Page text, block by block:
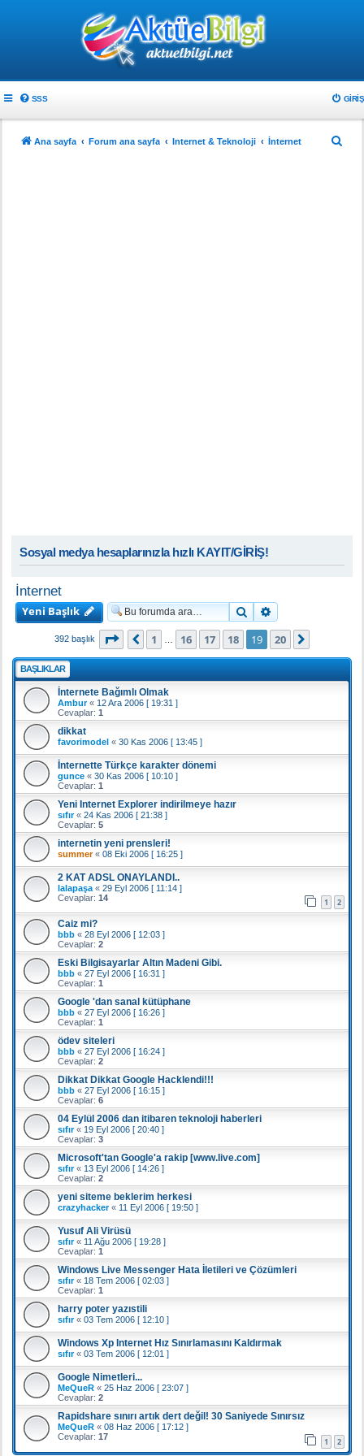
SSS GIRIŞ
Ana sayfa Forum ana sayfa Internet & Teknoloji İnternet
Sosyal medya hesaplarınızla hızlı KAYIT/GİRİŞ!
İnternet
Yeni Başlık
Ara
392 başlık . sayfa (Toplam20 sayfa)
Önceki
1 16 17 18 19 20
BAŞLIKLAR
İnternete Bağımlı Olmak
Ambur« 12 Ara 2006 [ 19:31 ]
Cevaplar: 1
dikkat
favorimodel « 30 Kas 2006 [ 13:45 ]
İnternette Türkçe karakter dönemi
gunce « 30 Kas 2006 [ 10:10 ]
Cevaplar: 1
Yeni Internet Explorer indirilmeye hazır
sıfır« 24 Kas 2006 [ 21:38 ]
Cevaplar: 5
internetin yeni prensleri!
summer« 08 Eki 2006 [ 16:25 ]
2 KAT ADSL ONAYLANDI..
lalapaşa « 29 Eyl 2006 [ 11:14 ]
Cevaplar: 14 1 2
Caiz mi?
bbb « 28 Eyl 2006 [ 12:03 ]
Cevaplar: 2
Eski Bilgisayarlar Altın Madeni Gibi.
bbb « 27 Eyl 2006 [ 16:31 ]
Cevaplar: 1
Google 'dan sanal kütüphane
bbb « 27 Eyl 2006 [ 16:26 ]
Cevaplar: 1
ödev siteleri
bbb « 27 Eyl 2006 [ 16:24 ]
Cevaplar: 2
Dikkat Dikkat Google Hacklendi!!!
bbb « 27 Eyl 2006 [ 16:15 ]
Cevaplar: 6
04 Eylül 2006 dan itibaren teknoloji haberleri
sıfır« 19 Eyl 2006 [ 20:40 ]
Cevaplar: 3
Microsoft'tan Google'a rakip [www.live.com]
sıfır« 13 Eyl 2006 [ 14:26 ]
Cevaplar: 2
yeni siteme beklerim herkesi
crazyhacker« 11 Eyl 2006 [ 19:50 ]
Yusuf Ali Virüsü
sıfır« 11 Ağu 2006 [ 19:28 ]
Cevaplar: 1
Windows Live Messenger Hata İletileri ve Çözümleri
sıfır« 18 Tem 2006 [ 02:03 ]
Cevaplar: 1
harry poter yazıstili
sıfır« 03 Tem 2006 [ 12:10 ]
Windows Xp Internet Hız Sınırlamasını Kaldırmak
sıfır« 03 Tem 2006 [ 12:01 ]
Google Nimetleri...
MeQueR « 25 Haz 2006 [ 23:07 ]
Cevaplar: 2
Rapidshare sınırı artık dert değil! 30 Saniyede Sınırsız
MeQueR « 08 Haz 2006 [ 17:12 ]
Cevaplar: 17 1 2